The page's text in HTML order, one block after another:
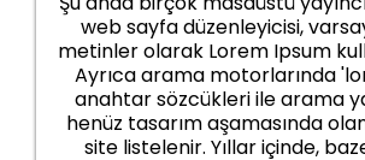
web sayfa düzenleyicisi,
metinler olarak Lorem Ipsum
Ayrıca arama motorlarında
anahtar sözcükleri ile arama
henüz tasarım aşamasında
site listelenir. Yıllar içinde,